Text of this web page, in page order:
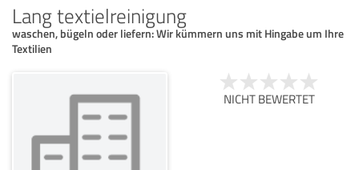
Lang textielreinigung
waschen, bügeln oder liefern: Wir kümmern uns mit Hingabe um Ihre
Textilien
NICHT BEWERTET